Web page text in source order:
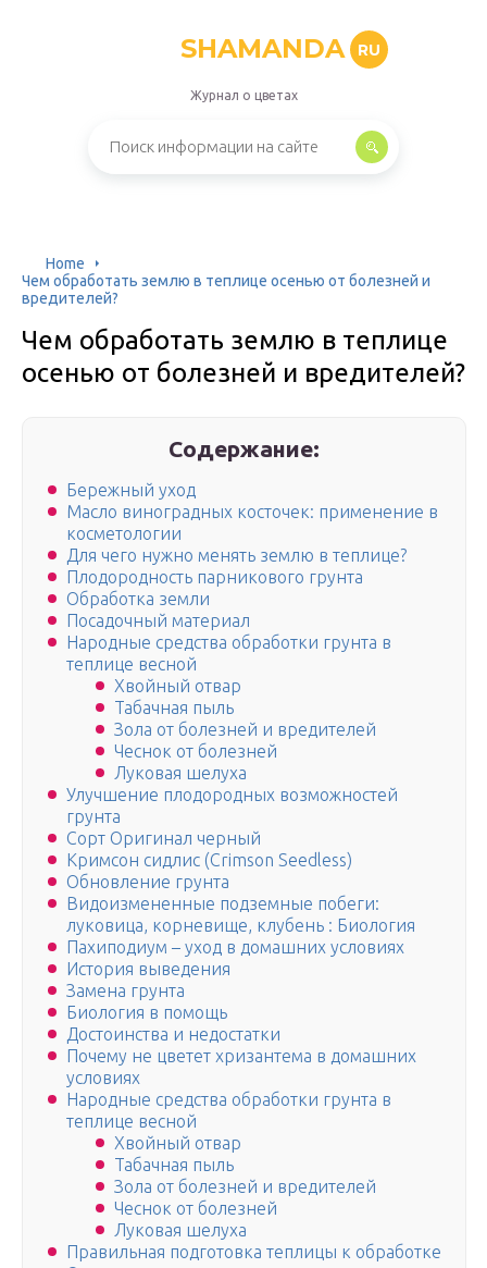
SHAMANDA RU
Журнал о цветах
Home
Чем обработать землю в теплице осенью от болезней и
вредителей?
Чем обработать землю в теплице
осенью от болезней и вредителей?
Содержание:
Бережный уход
Масло виноградных косточек: применение в
косметологии
Для чего нужно менять землю в теплице?
Плодородность парникового грунта
Обработка земли
Посадочный материал
Народные средства обработки грунта в
теплице весной
Хвойный отвар
Табачная пыль
Зола от болезней и вредителей
Чеснок от болезней
Луковая шелуха
Улучшение плодородных возможностей
грунта
Сорт Оригинал черный
Кримсон сидлис (Crimson Seedless)
Обновление грунта
Видоизмененные подземные побеги:
луковица, корневище, клубень : Биология
Пахиподиум – уход в домашних условиях
История выведения
Замена грунта
Биология в помощь
Достоинства и недостатки
Почему не цветет хризантема в домашних
условиях
Народные средства обработки грунта в
теплице весной
Хвойный отвар
Табачная пыль
Зола от болезней и вредителей
Чеснок от болезней
Луковая шелуха
Правильная подготовка теплицы к обработке